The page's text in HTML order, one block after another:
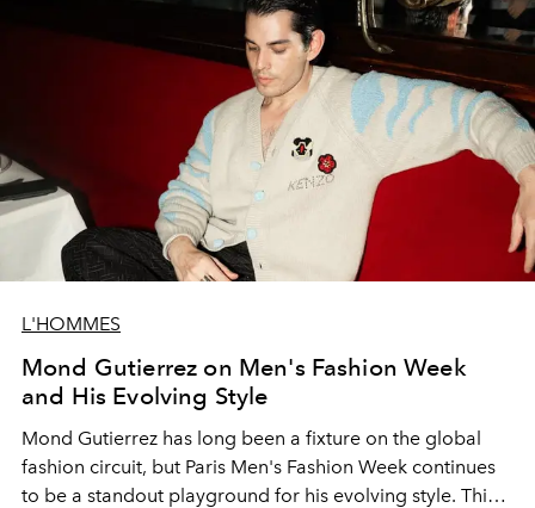
L'HOMMES
Mond Gutierrez on Men's Fashion Week
and His Evolving Style
Mond Gutierrez has long been a fixture on the global
fashion circuit, but Paris Men's Fashion Week continues
to be a standout playground for his evolving style. This